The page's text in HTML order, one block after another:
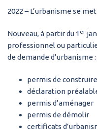
2022 – L’urbanisme se
Nouveau, à partir du 1 er
professionnel ou
de demande d’urbanisme :
permis de construire
déclaration
permis d’aménager
permis de démolir
certificats